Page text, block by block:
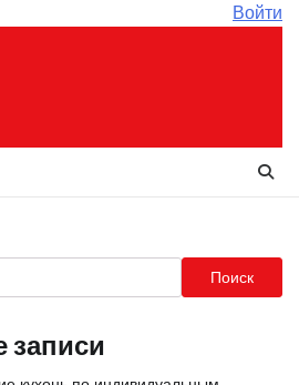
Войти
Поиск
записи